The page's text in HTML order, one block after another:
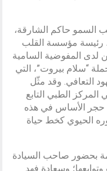
السمو حاكم الشارقة،
رئيسة مؤسسة القلب
لدى المفوضية السامية
“سلام بيروت”، التي
جهود التعافي. وقد مثّل
الطبي التابع
الأساس في هذه
الحيوي كخط حياة
بحضور صاحب السيادة
وسعادة فهد